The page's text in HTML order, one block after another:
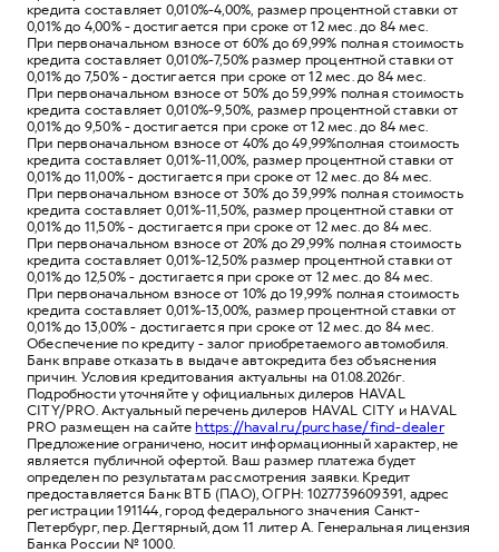
кредита составляет 0,010%-4,00%, размер процентной ставки от
0,01% до 4,00% - достигается при сроке от 12 мес. до 84 мес.
При первоначальном взносе от 60% до 69,99% полная стоимость
кредита составляет 0,010%-7,50% размер процентной ставки от
0,01% до 7,50% - достигается при сроке от 12 мес. до 84 мес.
При первоначальном взносе от 50% до 59,99% полная стоимость
кредита составляет 0,010%-9,50%, размер процентной ставки от
0,01% до 9,50% - достигается при сроке от 12 мес. до 84 мес.
При первоначальном взносе от 40% до 49,99%полная стоимость
кредита составляет 0,01%-11,00%, размер процентной ставки от
0,01% до 11,00% - достигается при сроке от 12 мес. до 84 мес.
При первоначальном взносе от 30% до 39,99% полная стоимость
кредита составляет 0,01%-11,50%, размер процентной ставки от
0,01% до 11,50% - достигается при сроке от 12 мес. до 84 мес.
При первоначальном взносе от 20% до 29,99% полная стоимость
кредита составляет 0,01%-12,50% размер процентной ставки от
0,01% до 12,50% - достигается при сроке от 12 мес. до 84 мес.
При первоначальном взносе от 10% до 19,99% полная стоимость
кредита составляет 0,01%-13,00%, размер процентной ставки от
0,01% до 13,00% - достигается при сроке от 12 мес. до 84 мес.
Обеспечение по кредиту - залог приобретаемого автомобиля.
Банк вправе отказать в выдаче автокредита без объяснения
причин. Условия кредитования актуальны на 01.08.2026г.
Подробности уточняйте у официальных дилеров HAVAL
CITY/PRO. Актуальный перечень дилеров HAVAL CITY и HAVAL
PRO размещен на сайтеhttps://haval.ru/purchase/find-dealer
Предложение ограничено, носит информационный характер, не
является публичной офертой. Ваш размер платежа будет
определен по результатам рассмотрения заявки. Кредит
предоставляется Банк ВТБ (ПАО), ОГРН: 1027739609391, адрес
регистрации 191144, город федерального значения Санкт-
Петербург, пер. Дегтярный, дом 11 литер А. Генеральная лицензия
Банка России № 1000.